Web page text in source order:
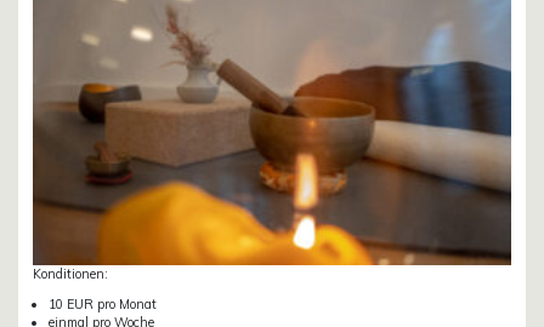
Konditionen:
10 EUR pro Monat
einmal pro Woche